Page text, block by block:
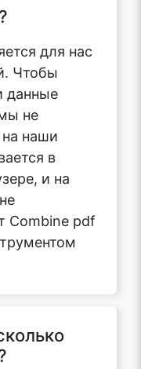
для нас
Чтобы
данные
не
наши
в
и на
Combine pdf